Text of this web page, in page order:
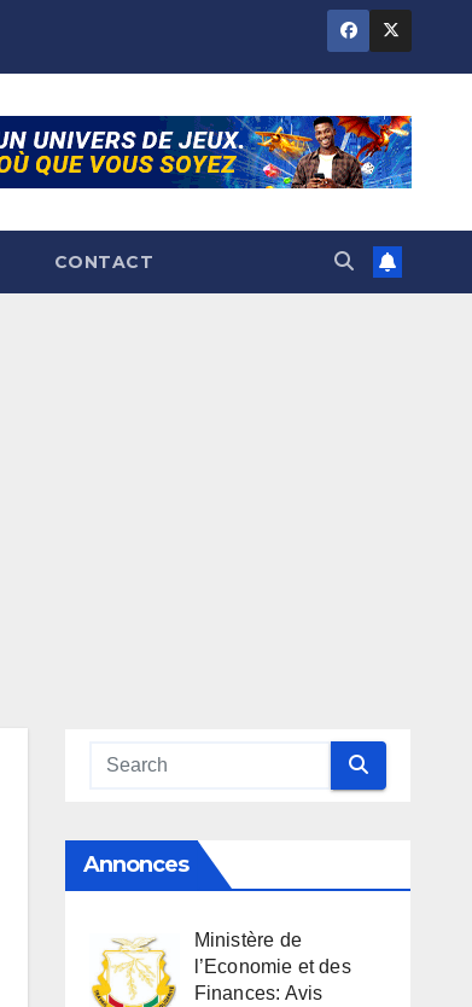
CONTACT
Annonces
Ministère de
l’Economie et des
Finances: Avis